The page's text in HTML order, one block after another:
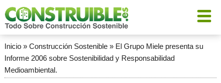
Inicio» Construcción Sostenible» El Grupo Miele presenta su
Informe 2006 sobre Sostenibilidad y Responsabilidad
Medioambiental.